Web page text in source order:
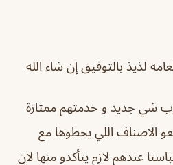
لذيذ بالتوفيق إن شاء الله
شي جديد و خدمتهم ممتازة
الاصناف اللي يحطوها مع
عندهم لازم يتأكدو منها لان